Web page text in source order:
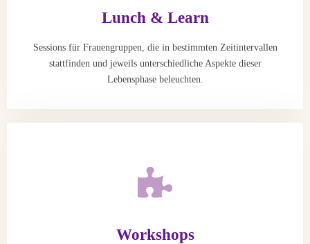
Lunch & Learn
Sessions für Frauengruppen, die in bestimmten Zeitintervallen
stattfinden und jeweils unterschiedliche Aspekte dieser
Lebensphase beleuchten.
Workshops